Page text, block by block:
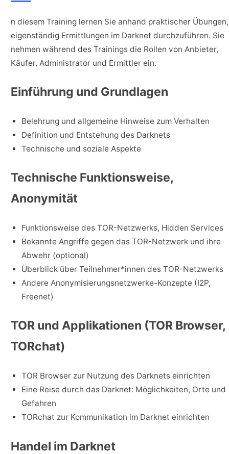
n diesem Training lernen Sie anhand praktischer Übungen,
eigenständig Ermittlungen im Darknet durchzuführen. Sie
nehmen während des Trainings die Rollen von Anbieter,
Käufer, Administrator und Ermittler ein.
Einführung und Grundlagen
Belehrung und allgemeine Hinweise zum Verhalten
Definition und Entstehung des Darknets
Technische und soziale Aspekte
Technische Funktionsweise,
Anonymität
Funktionsweise des TOR-Netzwerks, Hidden Services
Bekannte Angriffe gegen das TOR-Netzwerk und ihre
Abwehr (optional)
Überblick über Teilnehmer*innen des TOR-Netzwerks
Andere Anonymisierungsnetzwerke-Konzepte (I2P,
Freenet)
TOR und Applikationen (TOR Browser,
TORchat)
TOR Browser zur Nutzung des Darknets einrichten
Eine Reise durch das Darknet: Möglichkeiten, Orte und
Gefahren
TORchat zur Kommunikation im Darknet einrichten
Handel im Darknet